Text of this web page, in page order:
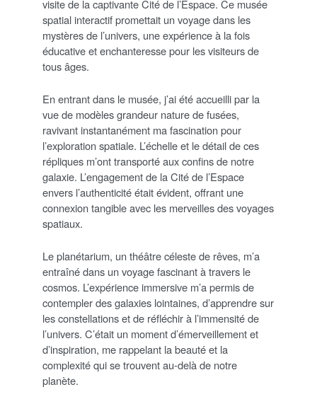
visite de la captivante Cité de l’Espace. Ce musée
spatial interactif promettait un voyage dans les
mystères de l’univers, une expérience à la fois
éducative et enchanteresse pour les visiteurs de
tous âges.
En entrant dans le musée, j’ai été accueilli par la
vue de modèles grandeur nature de fusées,
ravivant instantanément ma fascination pour
l’exploration spatiale. L’échelle et le détail de ces
répliques m’ont transporté aux confins de notre
galaxie. L’engagement de la Cité de l’Espace
envers l’authenticité était évident, offrant une
connexion tangible avec les merveilles des voyages
spatiaux.
Le planétarium, un théâtre céleste de rêves, m’a
entraîné dans un voyage fascinant à travers le
cosmos. L’expérience immersive m’a permis de
contempler des galaxies lointaines, d’apprendre sur
les constellations et de réfléchir à l’immensité de
l’univers. C’était un moment d’émerveillement et
d’inspiration, me rappelant la beauté et la
complexité qui se trouvent au-delà de notre
planète.